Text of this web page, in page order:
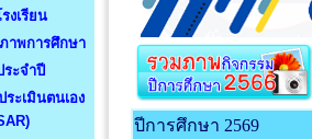
งเรียน
พการศึกษา
ะจำปี
ะเมินตนเอง
ปีการศึกษา 2569